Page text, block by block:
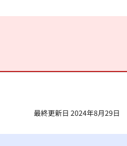
最終更新日 2024年8月29日